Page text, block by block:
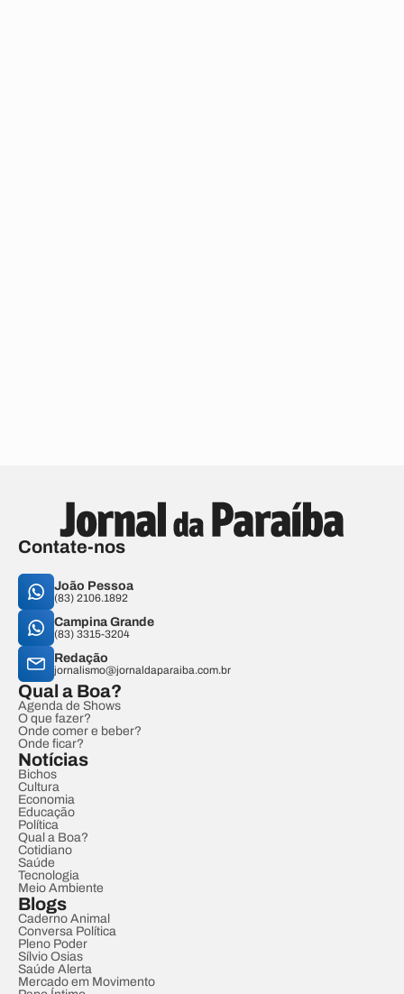
Contate-nos
João Pessoa
(83) 2106.1892
Campina Grande
(83) 3315-3204
Redação
jornalismo@jornaldaparaiba.com.br
Qual a Boa?
Agenda de Shows
O que fazer?
Onde comer e beber?
Onde ficar?
Notícias
Bichos
Cultura
Economia
Educação
Política
Qual a Boa?
Cotidiano
Saúde
Tecnologia
Meio Ambiente
Blogs
Caderno Animal
Conversa Política
Pleno Poder
Sílvio Osias
Saúde Alerta
Mercado em Movimento